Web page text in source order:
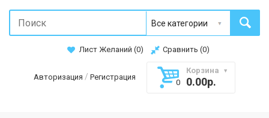
Лист Желаний (0) Сравнить (0)
Авторизация / Регистрация
Корзина
0
0.00р.